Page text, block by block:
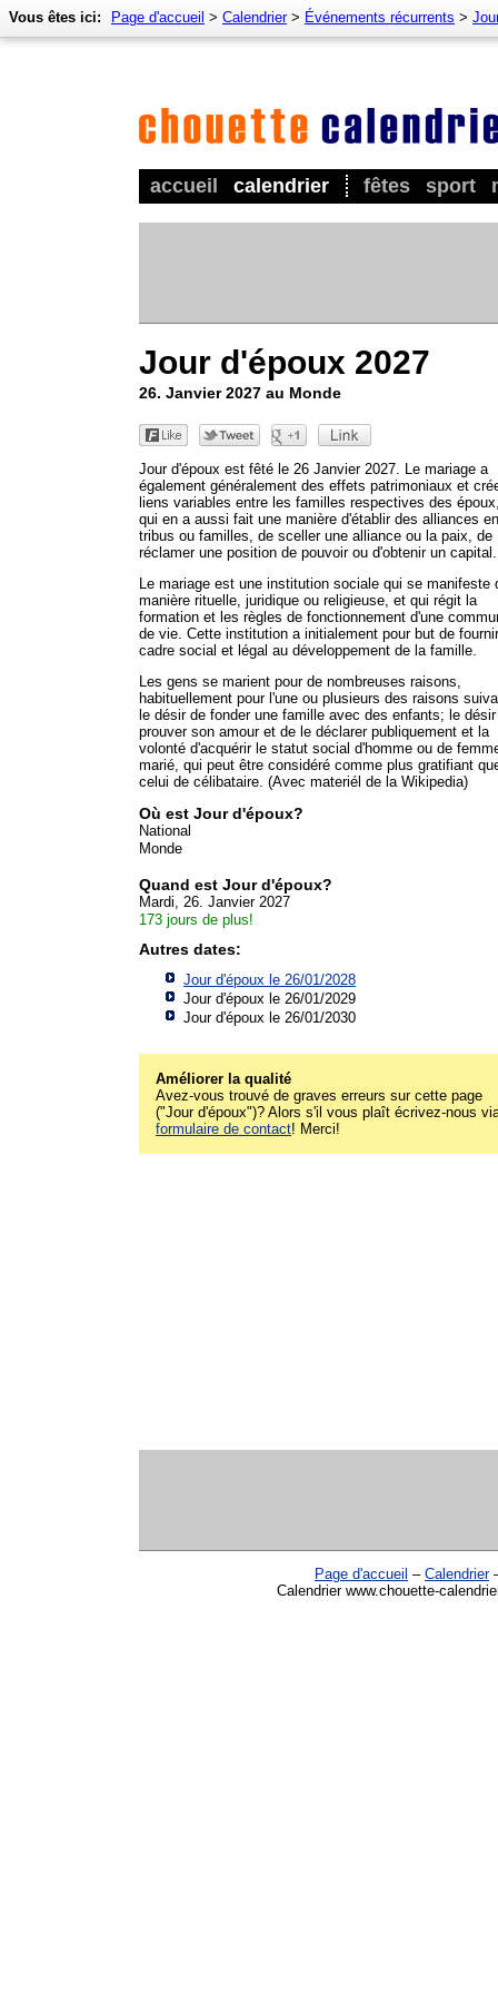
accueil calendrier fêtes sport
Vous êtes ici: Page d'accueil > Calendrier> Événements récurrents >
Jour d'époux 2027
26. Janvier 2027 au Monde
Jour d'époux est fêté le 26 Janvier 2027. Le mariage a
également généralement des effets patrimoniaux et
liens variables entre les familles respectives des
qui en a aussi fait une manière d'établir des alliances
tribus ou familles, de sceller une alliance ou la paix, de
réclamer une position de pouvoir ou d'obtenir un capital.
Le mariage est une institution sociale qui se manifeste
manière rituelle, juridique ou religieuse, et qui régit la
formation et les règles de fonctionnement d'une
de vie. Cette institution a initialement pour but de
cadre social et légal au développement de la famille.
Les gens se marient pour de nombreuses raisons,
habituellement pour l'une ou plusieurs des raisons
le désir de fonder une famille avec des enfants; le
prouver son amour et de le déclarer publiquement et la
volonté d'acquérir le statut social d'homme ou de
marié, qui peut être considéré comme plus gratifiant
celui de célibataire. (Avec materiél de la Wikipedia)
Où est Jour d'époux?
National
Monde
Quand est Jour d'époux?
Mardi, 26. Janvier 2027
173 jours de plus!
Autres dates:
Jour d'époux le 26/01/2028
Jour d'époux le 26/01/2029
Jour d'époux le 26/01/2030
Améliorer la qualité
Avez-vous trouvé de graves erreurs sur cette page
("Jour d'époux")? Alors s'il vous plaît écrivez-nous
formulaire de contact! Merci!
Page d'accueil – Calendrier
Calendrier www.chouette-